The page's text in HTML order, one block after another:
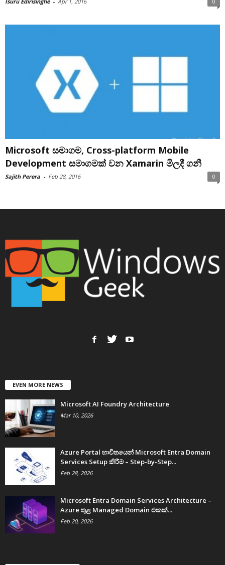
Microsoft සමාගම, Cross-platform Mobile
Development සමාගමක් වන Xamarin මිලදී ගනී
Sajith Perera - Feb 28, 2016 0
EVEN MORE NEWS
Microsoft AI Foundry Architecture
Mar 10, 2026
Azure Portal භාවිතයෙන් Microsoft Entra Domain
Services Setup කිරීම – Step-by-Step...
Feb 28, 2026
Microsoft Entra Domain Services Architecture –
Azure තුළ Managed Domain එකක්...
Feb 20, 2026